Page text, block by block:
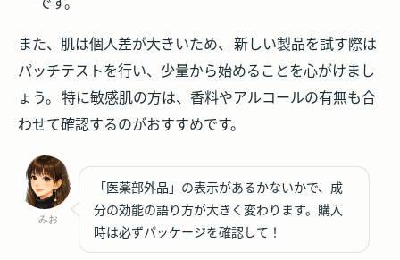
また、肌は個人差が大きいため、 新しい製品を試す際は
パッチテストを行い、少量から始めることを心がけまし
ょう。 特に敏感肌の方は、香料やアルコールの有無も合
わせて確認するのがおすすめです。
みお
「医薬部外品」の表示があるかないかで、成
分の効能の語り方が大きく変わります。購入
時は必ずパッケージを確認して！